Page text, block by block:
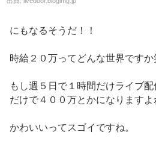
にもなるそうだ！！
時給２０万ってどんな世界です
もし週５日で１時間だけライブ
だけで４００万とかになりますよ
かわいいってスゴイですね。